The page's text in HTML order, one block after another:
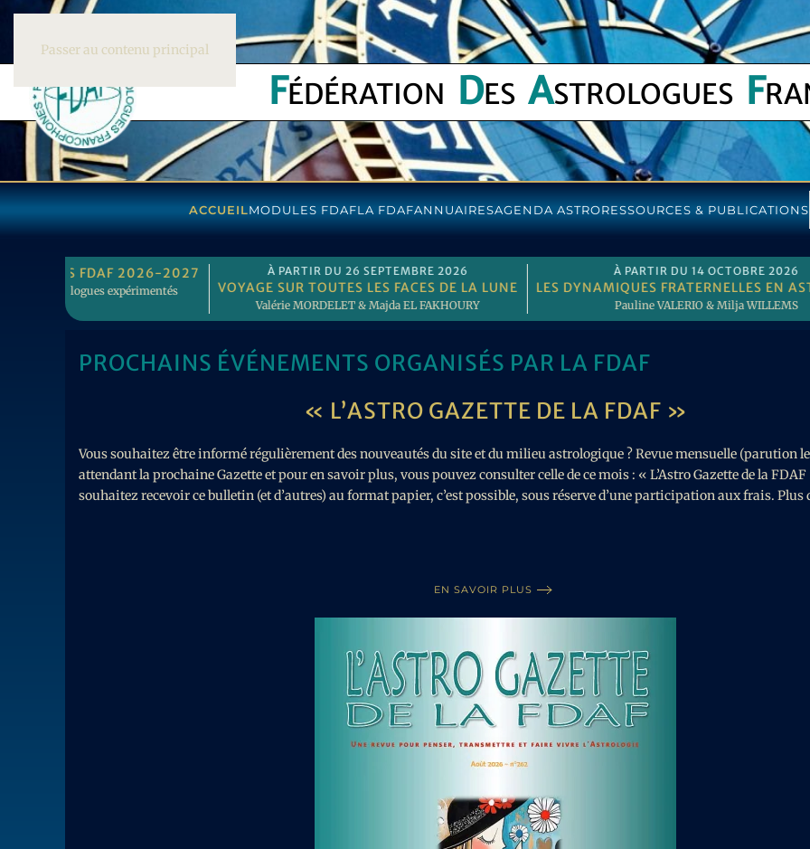
Passer au contenu principal
FÉDÉRATION DES ASTROLOGUES F
ACCUEILMODULES FDAFLA FDAFANNUAIRESAGENDA ASTRORESSOURCES & PUBLICATIONS
EN ASTROLOGIE
À PARTIR DU 7 OCTOBRE 2026
L’ASTROLOGIE HORAIRE TRADITIONNELLE
Noëlle VAN DER BRUGGE & Oscar HOFMAN
À PARTIR DU 10 OCTOBRE 2026
CONGRÈS EXCEPTIONNEL POUR LES 30 ANS DE LA
PROCHAINS ÉVÉNEMENTS ORGANISÉS PAR LA FDAF
« L’ASTRO GAZETTE DE LA FDAF »
Vous souhaitez être informé régulièrement des nouveautés du site et du milieu astrologique ? Revue mensuelle (parution
attendant la prochaine Gazette et pour en savoir plus, vous pouvez consulter celle de ce mois : « L’Astro Gazette de la
souhaitez recevoir ce bulletin (et d’autres) au format papier, c’est possible, sous réserve d’une participation aux frais. Plus
EN SAVOIR PLUS